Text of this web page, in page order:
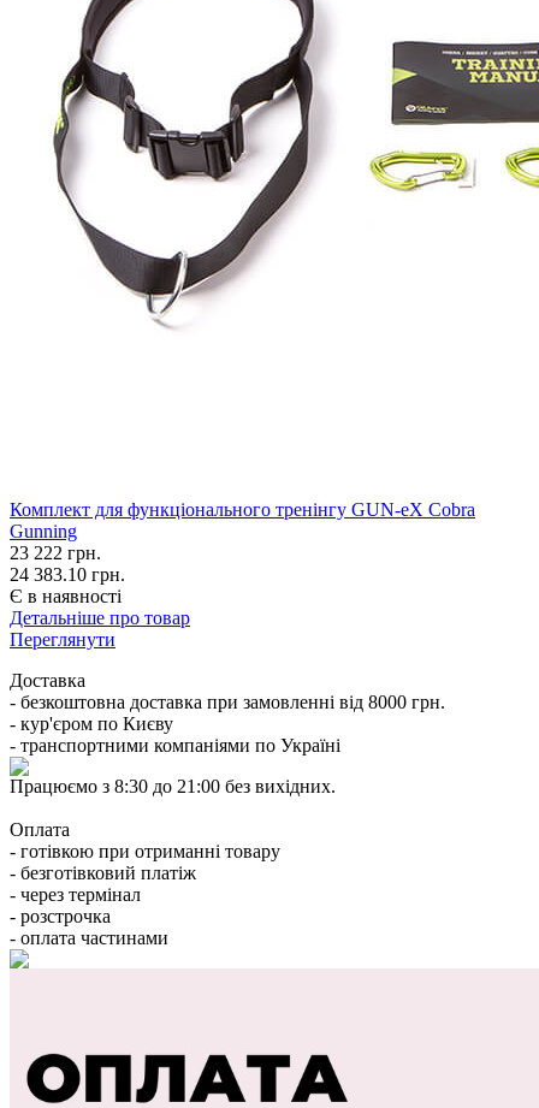
Комплект для функціонального тренінгу GUN-eX Cobra
Gunning
23 222 грн.
24 383.10 грн.
Є в наявності
Детальніше про товар
Переглянути
Доставка
- безкоштовна доставка при замовленні від 8000 грн.
- кур'єром по Києву
- транспортними компаніями по Україні
Працюємо з 8:30 до 21:00 без вихідних.
Оплата
- готівкою при отриманні товару
- безготівковий платіж
- через термінал
- розстрочка
- оплата частинами